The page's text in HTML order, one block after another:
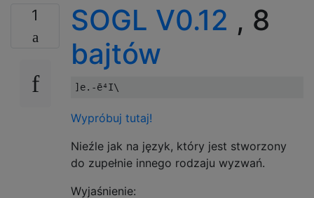
1 SOGL V0.12 , 8
bajtów
Wypróbuj tutaj!
Nieźle jak na język, który jest stworzony
do zupełnie innego rodzaju wyzwań.
Wyjaśnienie: